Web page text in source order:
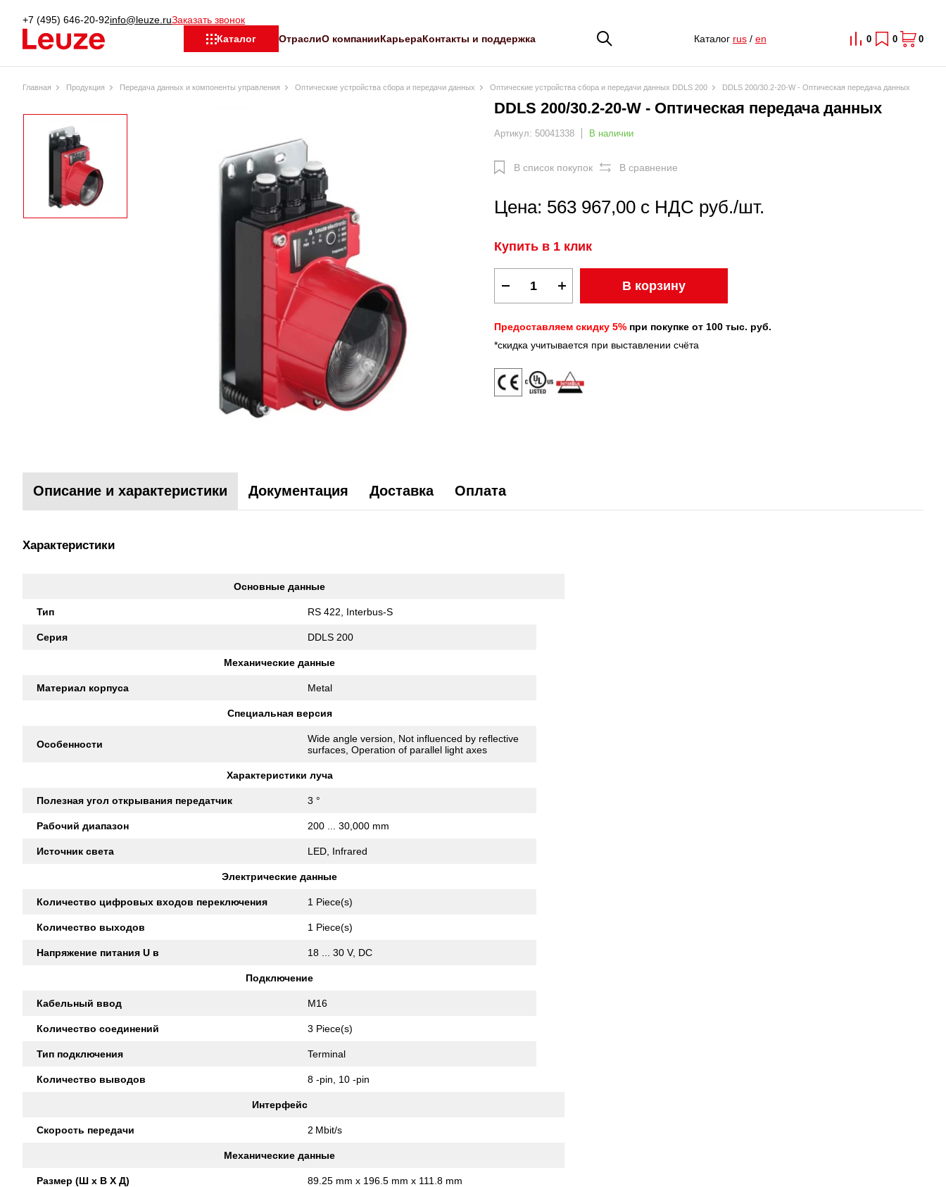
+7 (495) 646-20-92info@leuze.ruЗаказать звонок
Каталог
ОтраслиО компанииКарьераКонтакты и поддержка Каталог rus/ en 0 0 0
Главная Продукция Передача данных и компоненты управления Оптические устройства сбора и передачи данных Оптические устройства сбора и передачи данных DDLS 200 DDLS 200/30.2-20-W - Оптическая передача данных
DDLS 200/30.2-20-W - Оптическая передача данных
Артикул: 50041338 В наличии
В список покупок В сравнение
Цена: 563 967,00 с НДС руб./шт.
Купить в 1 клик
В корзину
Предоставляем скидку 5% при покупке от 100 тыс. руб.
*скидка учитывается при выставлении счёта
Описание и характеристики Документация Доставка Оплата
Характеристики
Основные данные
Тип RS 422, Interbus-S
Серия DDLS 200
Механические данные
Материал корпуса Metal
Специальная версия
Особенности
Wide angle version, Not influenced by reflective
surfaces, Operation of parallel light axes
Характеристики луча
Полезная угол открывания передатчик 3 °
Рабочий диапазон 200 ... 30,000 mm
Источник света LED, Infrared
Электрические данные
Количество цифровых входов переключения 1 Piece(s)
Количество выходов 1 Piece(s)
Напряжение питания U в 18 ... 30 V, DC
Подключение
Кабельный ввод M16
Количество соединений 3 Piece(s)
Тип подключения Terminal
Количество выводов 8 -pin, 10 -pin
Интерфейс
Скорость передачи 2 Mbit/s
Механические данные
Размер (Ш x В X Д) 89.25 mm x 196.5 mm x 111.8 mm